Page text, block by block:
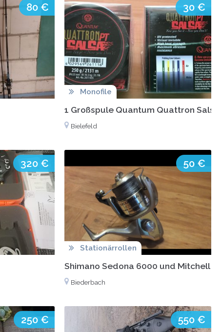
80 € 30 €
Monofile
1 Großspule Quantum Quattron Salsa
Bielefeld
320 € 50 €
Stationärrollen
Shimano Sedona 6000 und Mitchell
Biederbach
250 € 550 €